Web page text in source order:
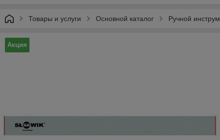
Товары и услуги Основной каталог Ручной
Акция